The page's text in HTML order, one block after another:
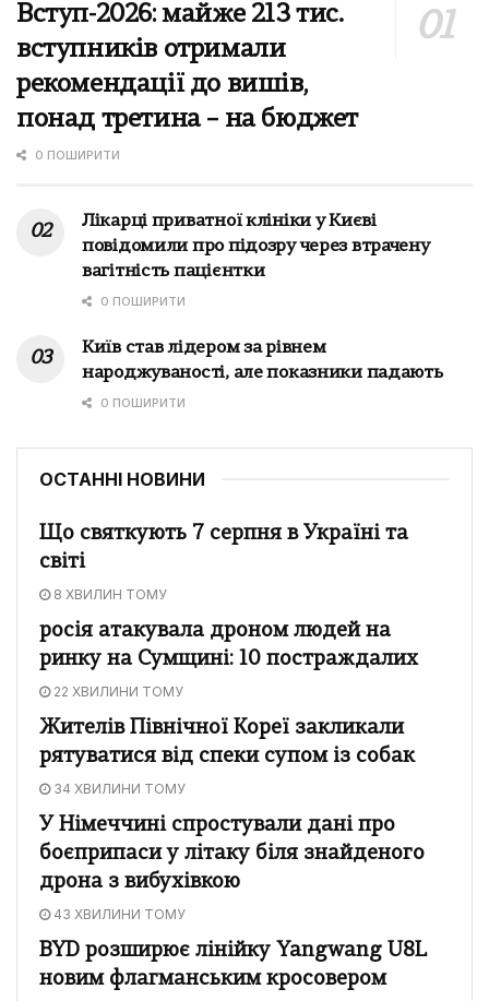
Вступ-2026: майже 213 тис.
вступників отримали
рекомендації до вишів,
понад третина – на бюджет
0 ПОШИРИТИ
Лікарці приватної клініки у Києві
повідомили про підозру через втрачену
вагітність пацієнтки
0 ПОШИРИТИ
Київ став лідером за рівнем
народжуваності, але показники падають
0 ПОШИРИТИ
ОСТАННІ НОВИНИ
Що святкують 7 серпня в Україні та
світі
8 ХВИЛИН ТОМУ
росія атакувала дроном людей на
ринку на Сумщині: 10 постраждалих
22 ХВИЛИНИ ТОМУ
Жителів Північної Кореї закликали
рятуватися від спеки супом із собак
34 ХВИЛИНИ ТОМУ
У Німеччині спростували дані про
боєприпаси у літаку біля знайденого
дрона з вибухівкою
43 ХВИЛИНИ ТОМУ
BYD розширює лінійку Yangwang U8L
новим флагманським кросовером